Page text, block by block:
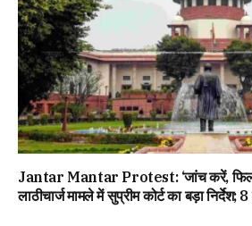
Jantar Mantar Protest: ‘जांच करें,
लाठीचार्ज मामले में सुप्रीम कोर्ट का बड़ा निर्देश;